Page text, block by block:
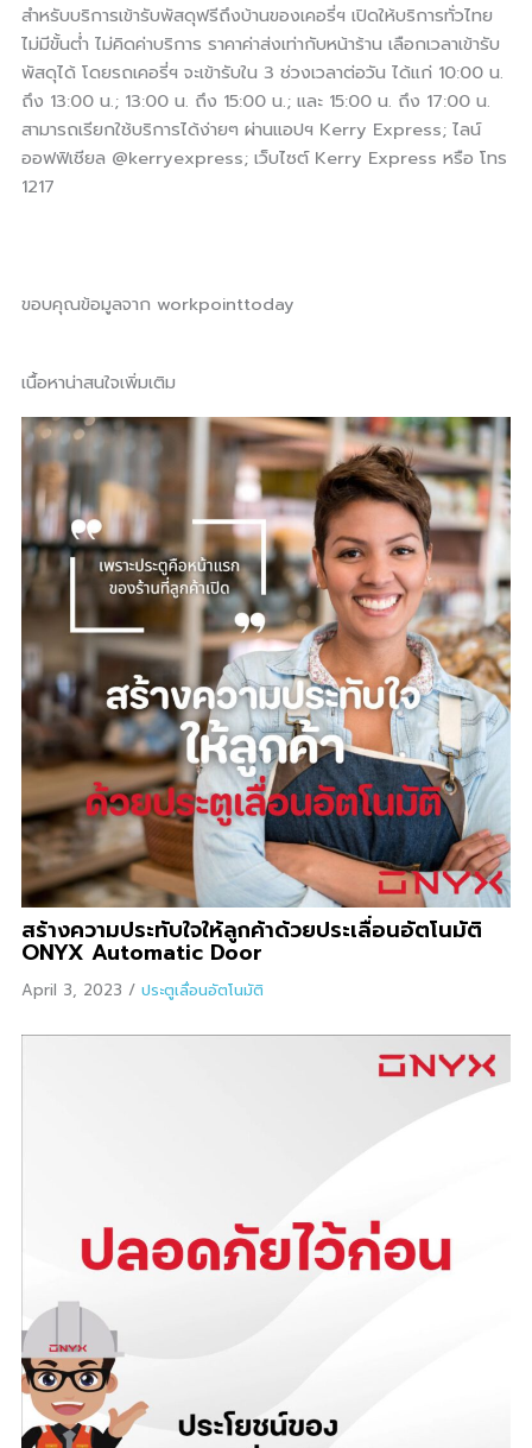
สำหรับบริการเข้ารับพัสดุฟรีถึงบ้านของเคอรี่ฯ เปิดให้บริการทั่วไทย
ไม่มีขั้นต่ำ ไม่คิดค่าบริการ ราคาค่าส่งเท่ากับหน้าร้าน เลือกเวลาเข้ารับ
พัสดุได้ โดยรถเคอรี่ฯ จะเข้ารับใน 3 ช่วงเวลาต่อวัน ได้แก่ 10:00 น.
ถึง 13:00 น.; 13:00 น. ถึง 15:00 น.; และ 15:00 น. ถึง 17:00 น.
สามารถเรียกใช้บริการได้ง่ายๆ ผ่านแอปฯ Kerry Express; ไลน์
ออฟฟิเชียล @kerryexpress; เว็บไซต์ Kerry Express หรือ โทร
1217
ขอบคุณข้อมูลจาก workpointtoday
เนื้อหาน่าสนใจเพิ่มเติม
สร้างความประทับใจให้ลูกค้าด้วยประเลื่อนอัตโนมัติ
ONYX Automatic Door
April 3, 2023 / ประตูเลื่อนอัตโนมัติ